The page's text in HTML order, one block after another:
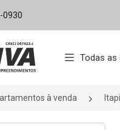
0930
Todas as
à venda